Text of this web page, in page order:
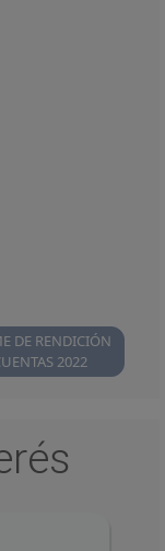
DE RENDICIÓN
2022